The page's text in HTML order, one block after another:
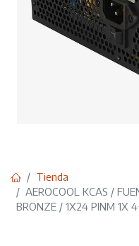
Tienda
AEROCOOL KCAS /
BRONZE / 1X24 PINM 1X